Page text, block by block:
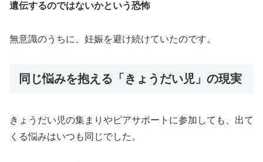
遺伝するのではないかという恐怖
無意識のうちに、妊娠を避け続けていたのです。
同じ悩みを抱える「きょうだい児」の現実
きょうだい児の集まりやピアサポートに参加しても、出て
くる悩みはいつも同じでした。